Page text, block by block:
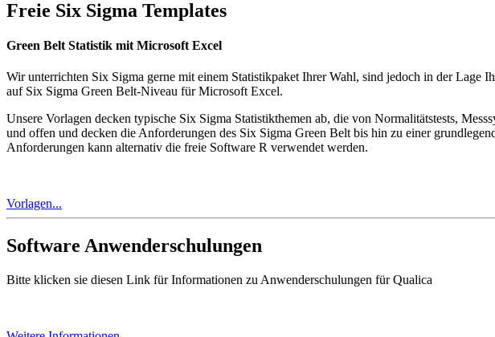
Freie Six Sigma Templates
Green Belt Statistik mit Microsoft Excel
Wir unterrichten Six Sigma gerne mit einem Statistikpaket Ihrer Wahl, sind jedoch in der Lage
auf Six Sigma Green Belt-Niveau für Microsoft Excel.
Unsere Vorlagen decken typische Six Sigma Statistikthemen ab, die von Normalitätstests,
und offen und decken die Anforderungen des Six Sigma Green Belt bis hin zu einer
Anforderungen kann alternativ die freie Software R verwendet werden.
Vorlagen...
Software Anwenderschulungen
Bitte klicken sie diesen Link für Informationen zu Anwenderschulungen für Qualica